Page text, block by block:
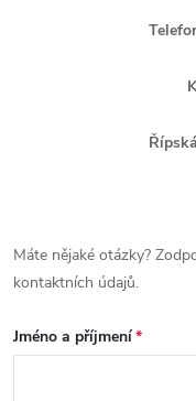
Máte nějaké otázky?
kontaktních údajů.
Jméno a příjmení